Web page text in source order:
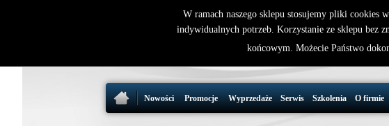
32
Nowości Promocje Wyprzedaże Serwis Szkolenia O firmie
W ramach naszego sklepu stosujemy pliki cookies
indywidualnych potrzeb. Korzystanie ze sklepu bez
końcowym. Możecie Państwo